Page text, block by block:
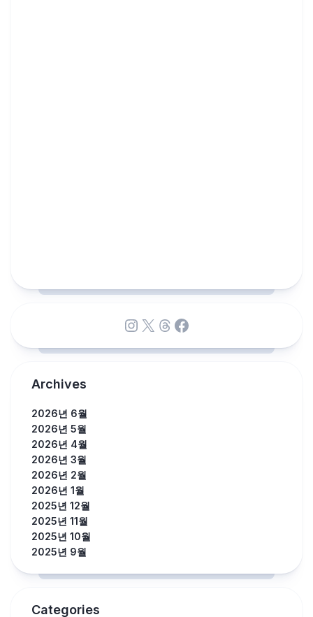
Instagram
X Threads
Facebook
Archives
2026년 6월
2026년 5월
2026년 4월
2026년 3월
2026년 2월
2026년 1월
2025년 12월
2025년 11월
2025년 10월
2025년 9월
Categories